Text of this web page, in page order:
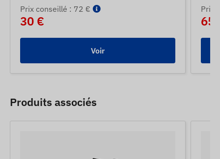
Prix ​​conseillé : 72 €
30 €
Voir
Prix
65
Produits associés